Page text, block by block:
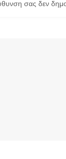
σας δεν